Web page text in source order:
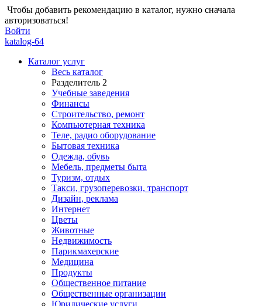
Чтобы добавить рекомендацию в каталог, нужно сначала
авторизоваться!
Войти
katalog-64
Каталог услуг
Весь каталог
Разделитель 2
Учебные заведения
Финансы
Строительство, ремонт
Компьютерная техника
Теле, радио оборудование
Бытовая техника
Одежда, обувь
Мебель, предметы быта
Туризм, отдых
Такси, грузоперевозки, транспорт
Дизайн, реклама
Интернет
Цветы
Животные
Недвижимость
Парикмахерские
Медицина
Продукты
Общественное питание
Общественные организации
Юридические услуги